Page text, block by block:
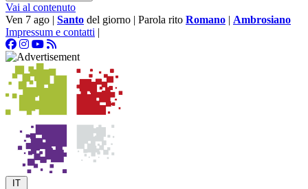
Vai al contenuto
Ven 7 ago | Santo del giorno | Parola rito Romano | Ambrosiano
Impressum e contatti |
IT